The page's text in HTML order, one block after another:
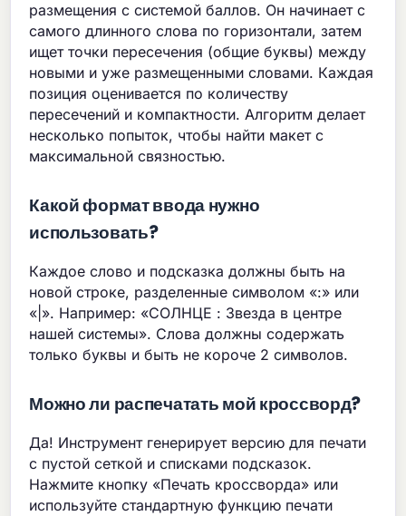
размещения с системой баллов. Он начинает с
самого длинного слова по горизонтали, затем
ищет точки пересечения (общие буквы) между
новыми и уже размещенными словами. Каждая
позиция оценивается по количеству
пересечений и компактности. Алгоритм делает
несколько попыток, чтобы найти макет с
максимальной связностью.
Какой формат ввода нужно
использовать?
Каждое слово и подсказка должны быть на
новой строке, разделенные символом «:» или
«|». Например: «СОЛНЦЕ : Звезда в центре
нашей системы». Слова должны содержать
только буквы и быть не короче 2 символов.
Можно ли распечатать мой кроссворд?
Да! Инструмент генерирует версию для печати
с пустой сеткой и списками подсказок.
Нажмите кнопку «Печать кроссворда» или
используйте стандартную функцию печати